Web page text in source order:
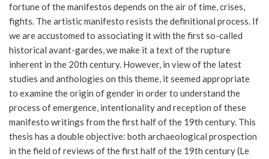
fortune of the manifestos depends on the air of time, crises,
fights. The artistic manifesto resists the definitional process. If
we are accustomed to associating it with the first so-called
historical avant-gardes, we make it a text of the rupture
inherent in the 20th century. However, in view of the latest
studies and anthologies on this theme, it seemed appropriate
to examine the origin of gender in order to understand the
process of emergence, intentionality and reception of these
manifesto writings from the first half of the 19th century. This
thesis has a double objective: both archaeological prospection
in the field of reviews of the first half of the 19th century (Le